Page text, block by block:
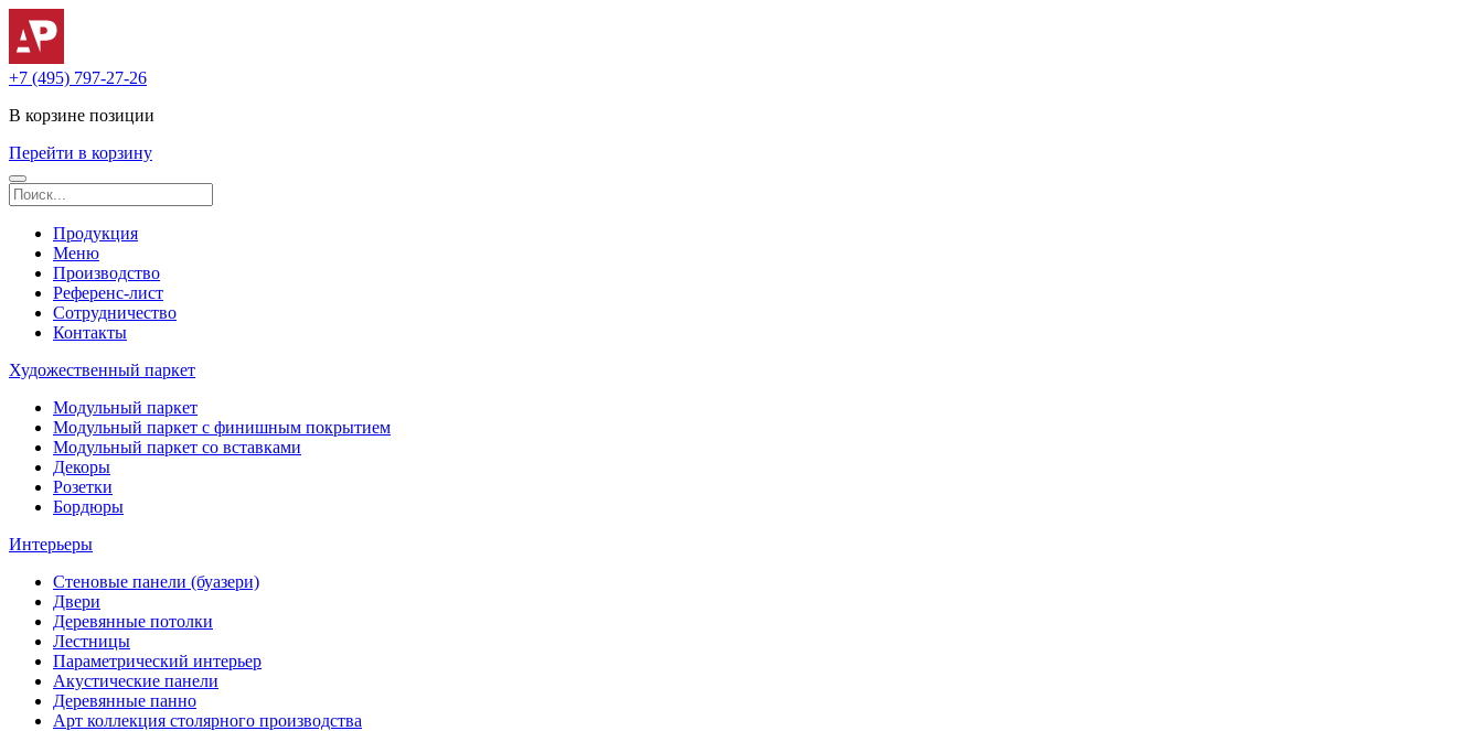
+7 (495) 797-27-26
В корзине позиции
Перейти в корзину
Продукция
Меню
Производство
Референс-лист
Сотрудничество
Контакты
Художественный паркет
Модульный паркет
Модульный паркет с финишным покрытием
Модульный паркет со вставками
Декоры
Розетки
Бордюры
Интерьеры
Стеновые панели (буазери)
Двери
Деревянные потолки
Лестницы
Параметрический интерьер
Акустические панели
Деревянные панно
Арт коллекция столярного производства